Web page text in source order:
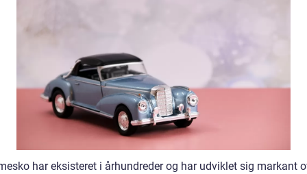
har eksisteret i århundreder og har udviklet sig markant